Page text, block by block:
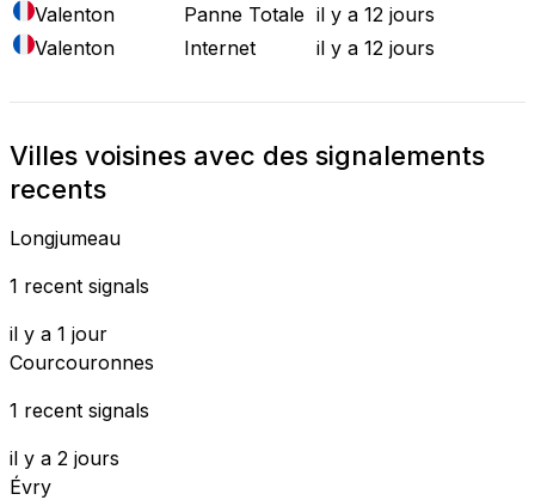
Valenton
Panne Totale il y a 12 jours
Valenton
Internet il y a 12 jours
Villes voisines avec des signalements
recents
Longjumeau
1 recent signals
il y a 1 jour
Courcouronnes
1 recent signals
il y a 2 jours
Évry